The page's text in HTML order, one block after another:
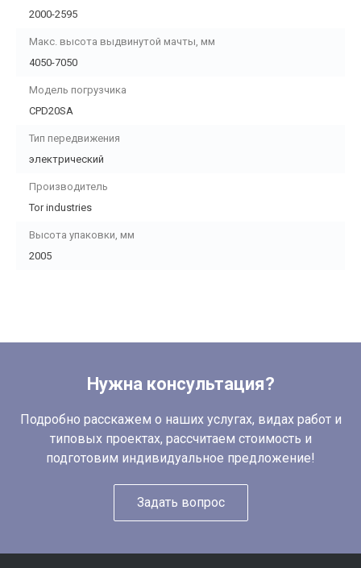
2000-2595
Макс. высота выдвинутой мачты, мм
4050-7050
Модель погрузчика
CPD20SA
Тип передвижения
электрический
Производитель
Tor industries
Высота упаковки, мм
2005
Нужна консультация?
Подробно расскажем о наших услугах, видах работ и
типовых проектах, рассчитаем стоимость и
подготовим индивидуальное предложение!
Задать вопрос